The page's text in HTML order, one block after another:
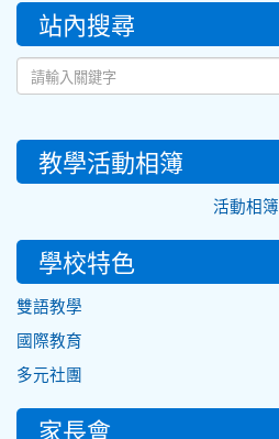
::: 站內搜尋
教學活動相簿
活動相簿
學校特色
雙語教學
國際教育
多元社團
家長會